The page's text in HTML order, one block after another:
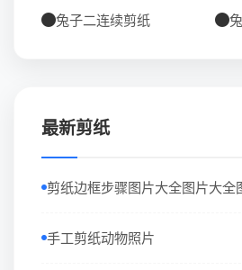
兔子二连续剪纸
最新剪纸
剪纸边框步骤图片大全图片大全
手工剪纸动物照片